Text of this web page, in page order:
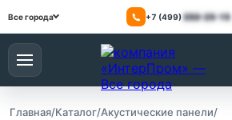
Все города +7 (499)350-25-15
Меню
Главная/Каталог/Акустические панели/